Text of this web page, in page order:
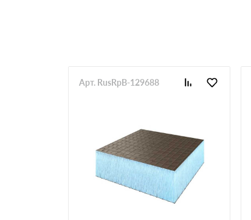
Арт. RusRpB-129688